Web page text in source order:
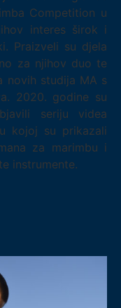
Competition u
interes širok i
Praizveli su djela
za njihov duo te
novih studija MA s
2020. godine su
seriju videa
kojoj su prikazali
za marimbu i
instrumente.